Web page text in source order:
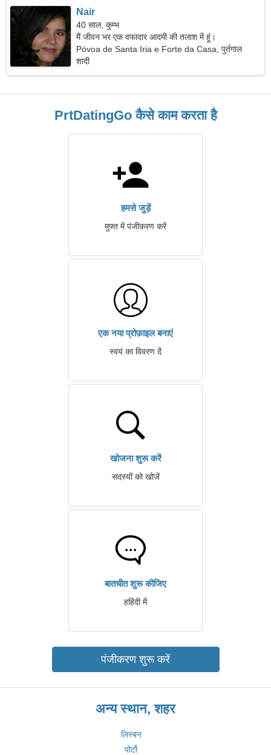
Nair
40 साल, कुम्भ
मैं जीवन भर एक वफादार आदमी की तलाश में हूं।
Póvoa de Santa Iria e Forte da Casa, पुर्तगाल
शादी
PrtDatingGo कैसे काम करता है
हमसे जुड़ें
मुफ्त में पंजीकरण करें
एक नया प्रोफ़ाइल बनाएं
स्वयं का विवरण दें
खोजना शुरू करें
सदस्यों को खोजें
बातचीत शुरू कीजिए
हहिंदी में
पंजीकरण शुरू करें
अन्य स्थान, शहर
लिस्बन
पोर्टो